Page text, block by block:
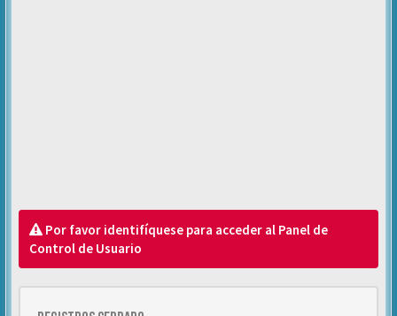
Por favor identifíquese para acceder al Panel de
Control de Usuario